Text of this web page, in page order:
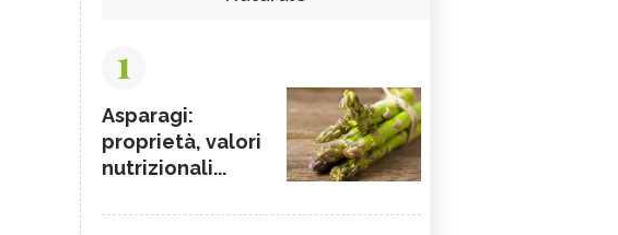
1
Asparagi:
proprietà, valori
nutrizionali...